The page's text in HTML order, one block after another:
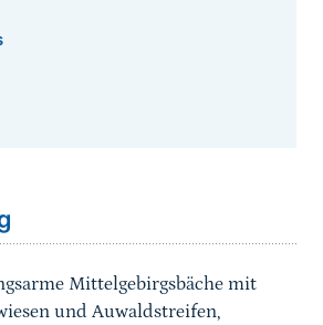
Mittelgebirgsbäche mit
und Auwaldstreifen,